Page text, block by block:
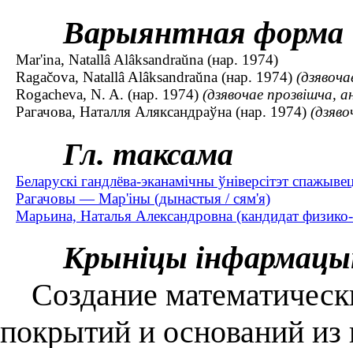
Варыянтная форма
Mar'ina, Natallâ Alâksandraŭna (нар. 1974)
Ragačova, Natallâ Alâksandraŭna (нар. 1974)
Rogacheva, N. A. (нар. 1974) (дзявочае прозвішча,
Рагачова, Наталля Аляксандраўна (нар. 1974)
Гл. таксама
Беларускі гандлёва-эканамічны ўніверсітэт
Рагачовы — Мар'іны (дынастыя / сям'я)
Марьина, Наталья Александровна (кандидат
Крыніцы
Создание
покрытий и оснований из